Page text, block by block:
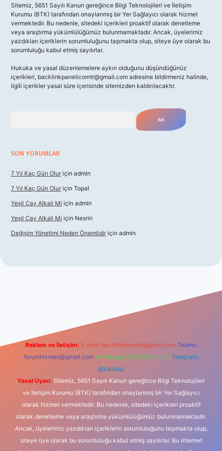
Sitemiz, 5651 Sayılı Kanun gereğince Bilgi Teknolojileri ve İletişim
Kurumu (BTK) tarafından onaylanmış bir Yer Sağlayıcı olarak hizmet
vermektedir. Bu nedenle, sitedeki içerikleri proaktif olarak denetleme
veya araştırma yükümlülüğümüz bulunmamaktadır. Ancak, üyelerimiz
yazdıkları içeriklerin sorumluluğunu taşımakta olup, siteye üye olarak bu
sorumluluğu kabul etmiş sayılırlar.
Hukuka ve yasal düzenlemelere aykırı olduğunu düşündüğünüz
içerikleri, backlinkpanelicomtr@gmail.com adresine bildirmeniz halinde,
ilgili içerikler yasal süre içerisinde sitemizden kaldırılacaktır.
SON YORUMLAR
7 Yıl Kaç Gün Olur için admin
7 Yıl Kaç Gün Olur için Topal
Yeşil Çay Alkali Mi için admin
Yeşil Çay Alkali Mi için Nesrin
Değişim Yönetimi Neden Önemlidir için admin
Reklam ve İletişim: E-mail: backlinkpaneli@gmail.com Teams:
forumhizmeti@gmail.com Whatsapp: 0262 606 0 726 Telegram:
@karabul
Yasal Uyarı: Sitemiz, 5651 Sayılı Kanun gereğince Bilgi Teknolojileri
ve İletişim Kurumu (BTK) tarafından onaylanmış bir Yer Sağlayıcı
olarak hizmet vermektedir. Bu nedenle, sitedeki içerikleri proaktif
olarak denetleme veya araştırma yükümlülüğümüz bulunmamaktadır.
Ancak, üyelerimiz yazdıkları içeriklerin sorumluluğunu taşımakta olup,
siteye üye olarak bu sorumluluğu kabul etmiş sayılırlar. Bu internet